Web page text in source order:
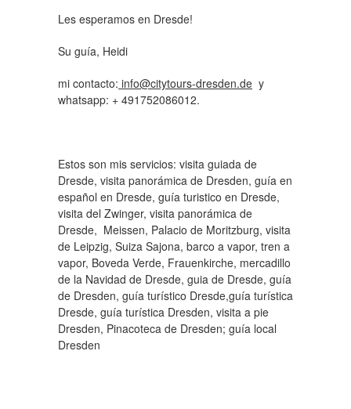
Les esperamos en Dresde!
Su guía, Heidi
mi contacto: info@citytours-dresden.de y
whatsapp: + 491752086012.
Estos son mis servicios: visita guiada de
Dresde, visita panorámica de Dresden, guía en
español en Dresde, guía turistico en Dresde,
visita del Zwinger, visita panorámica de
Dresde, Meissen, Palacio de Moritzburg, visita
de Leipzig, Suiza Sajona, barco a vapor, tren a
vapor, Boveda Verde, Frauenkirche, mercadillo
de la Navidad de Dresde, guia de Dresde, guía
de Dresden, guía turístico Dresde,guía turística
Dresde, guía turística Dresden, visita a pie
Dresden, Pinacoteca de Dresden; guía local
Dresden